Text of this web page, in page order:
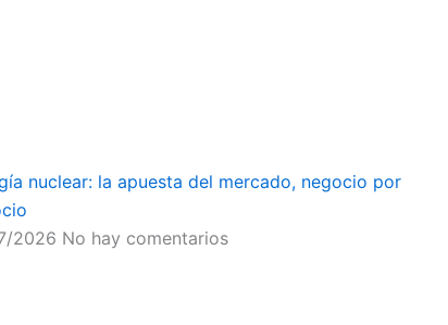
nuclear: la apuesta del mercado, negocio por
2026 No hay comentarios